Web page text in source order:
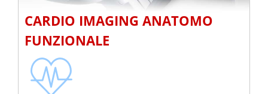
CARDIO IMAGING ANATOMO
FUNZIONALE